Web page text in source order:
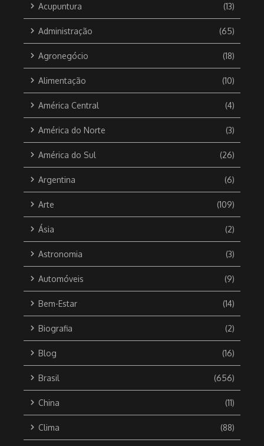
Acupuntura (13)
Administração (65)
Agronegócio (18)
Alimentação (10)
América Central (4)
América do Norte (3)
América do Sul (26)
Argentina (6)
Arte (109)
Ásia (2)
Astronomia (3)
Automóveis (9)
Bem-Estar (14)
Biografia (2)
Blog (16)
Brasil (656)
China (11)
Clima (88)